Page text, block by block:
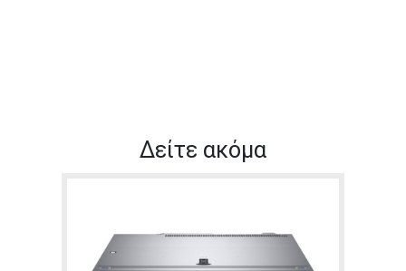
Δείτε ακόμα